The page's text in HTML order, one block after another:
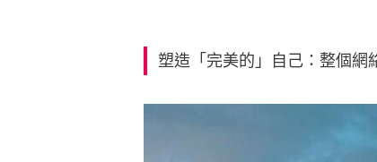
塑造「完美的」自己：整個網